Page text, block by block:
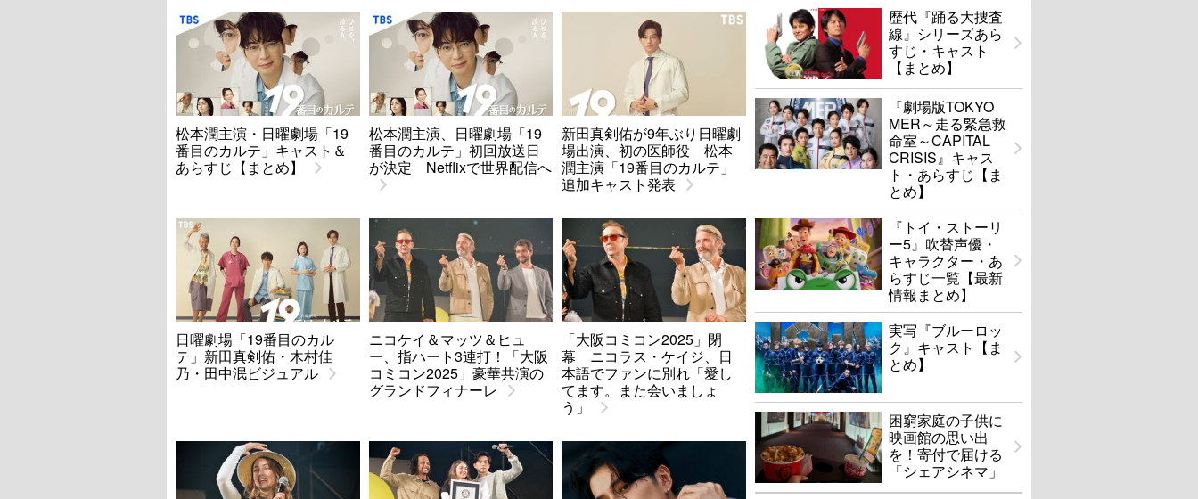
松本潤主演・日曜劇場「19
番目のカルテ」キャスト＆
あらすじ【まとめ】
松本潤主演、日曜劇場「19
番目のカルテ」初回放送日
が決定 Netflixで世界配信へ
新田真剣佑が9年ぶり日曜劇
場出演、初の医師役 松本
潤主演「19番目のカルテ」
追加キャスト発表
日曜劇場「19番目のカル
テ」新田真剣佑・木村佳
乃・田中泯ビジュアル
ニコケイ＆マッツ＆ヒュ
ー、指ハート3連打！「大阪
コミコン2025」豪華共演の
グランドフィナーレ
「大阪コミコン2025」閉
幕 ニコラス・ケイジ、日
本語でファンに別れ「愛し
てます。また会いましょ
う」
歴代『踊る大捜査
線』シリーズあら
すじ・キャスト
【まとめ】
『劇場版TOKYO
MER～走る緊急救
命室～CAPITAL
CRISIS』キャス
ト・あらすじ【ま
とめ】
『トイ・ストーリ
ー5』吹替声優・
キャラクター・あ
らすじ一覧【最新
情報まとめ】
実写『ブルーロッ
ク』キャスト【ま
とめ】
困窮家庭の子供に
映画館の思い出
を！寄付で届ける
「シェアシネマ」